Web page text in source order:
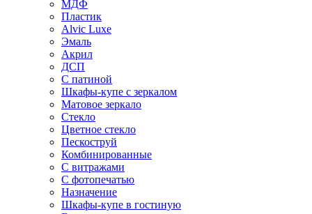
МДФ
Пластик
Alvic Luxe
Эмаль
Акрил
ДСП
С патиной
Шкафы-купе с зеркалом
Матовое зеркало
Стекло
Цветное стекло
Пескоструй
Комбинированные
С витражами
С фотопечатью
Назначение
Шкафы-купе в гостиную